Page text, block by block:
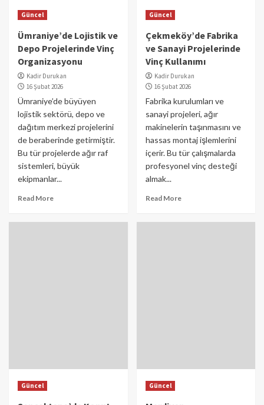
Güncel
Ümraniye’de Lojistik ve
Depo Projelerinde Vinç
Organizasyonu
Kadir Durukan
16 Şubat 2026
Ümraniye’de büyüyen
lojistik sektörü, depo ve
dağıtım merkezi projelerini
de beraberinde getirmiştir.
Bu tür projelerde ağır raf
sistemleri, büyük
ekipmanlar...
Read More
Güncel
Çekmeköy’de Fabrika
ve Sanayi Projelerinde
Vinç Kullanımı
Kadir Durukan
16 Şubat 2026
Fabrika kurulumları ve
sanayi projeleri, ağır
makinelerin taşınmasını ve
hassas montaj işlemlerini
içerir. Bu tür çalışmalarda
profesyonel vinç desteği
almak...
Read More
Güncel Güncel